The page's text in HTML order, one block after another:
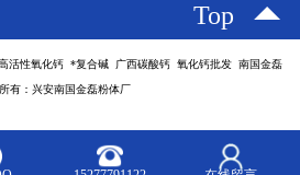
Top
活性氧化钙 *复合碱 广西碳酸钙 氧化钙批发 南国金磊
有：兴安南国金磊粉体厂